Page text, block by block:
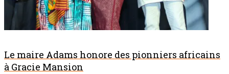
Le maire Adams honore des pionniers africains
à Gracie Mansion